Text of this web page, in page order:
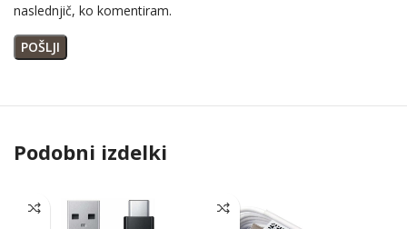
naslednjič, ko komentiram.
Podobni izdelki